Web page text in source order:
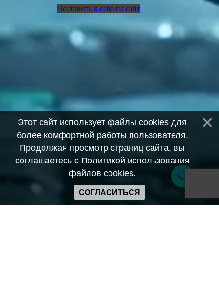
Поставить к себе на сайт
Этот сайт использует файлы cookies для
более комфортной работы пользователя.
Продолжая просмотр страниц сайта, вы
соглашаетесь с Политикой использования
файлов cookies.
СОГЛАСИТЬСЯ